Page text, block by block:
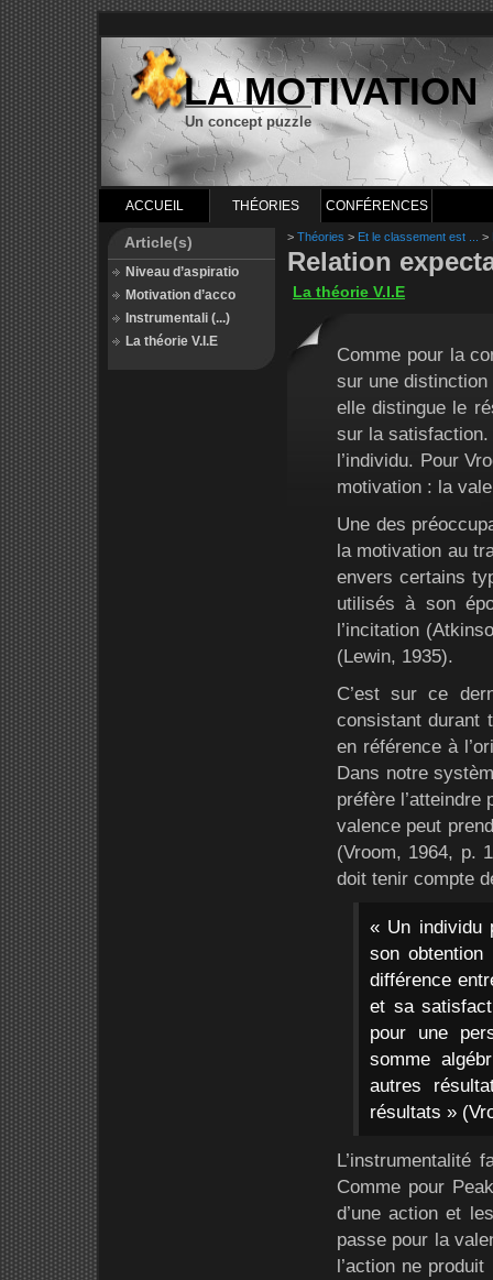
LA MOTIVATION
Un concept puzzle
ACCUEIL THÉORIES CONFÉRENCES
Article(s)
Niveau d’aspiratio
Motivation d’acco
Instrumentali (...)
La théorie V.I.E
> Théories > Et le classement est ... >
Relation
La théorie V.I.E
Comme pour la
sur une
elle distingue le
sur la
l’individu. Pour
motivation : la
Une des
la motivation au
envers certains
utilisés à son
l’incitation
(Lewin, 1935).
C’est sur ce
consistant durant
en référence à
Dans notre
préfère
valence peut
(Vroom, 1964, p.
doit tenir compte
« Un individu
son
différence
et sa
pour une
somme
autres
résultats »
L’instrumentalité
Comme pour
d’une action et
passe pour la
l’action ne